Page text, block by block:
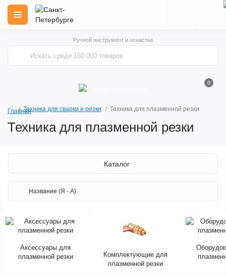
Ручной инструмент и оснастка
0
ГлавнаяТехника для сварки и резки Техника для плазменной резки
Техника для плазменной резки
Каталог
Аксессуары для
плазменной резки
Комплектующие для
плазменной резки